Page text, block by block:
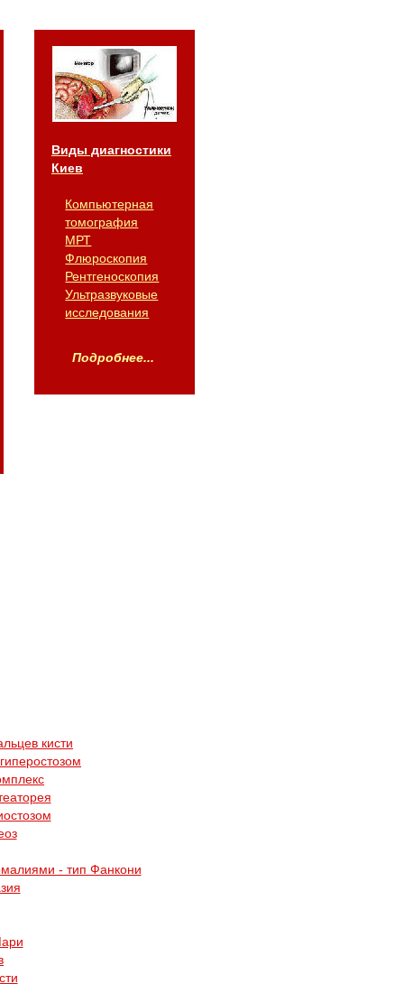
Виды диагностики
Киев
Компьютерная
томография
МРТ
Флюроскопия
Рентгеноскопия
Ультразвуковые
исследования
Подробнее...
кисти
- тип Фанкони